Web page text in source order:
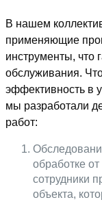
В нашем
применяющие
инструменты, что
обслуживания.
эффективность в
мы разработали
работ:
обработке
сотрудники
объекта,